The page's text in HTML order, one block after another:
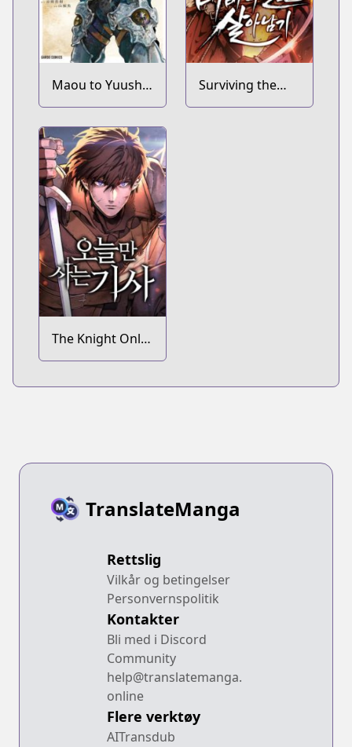
Maou to Yuusha
no Tatakai no
Ura de
Surviving the
Game as a
The Knight Only
Lives Today
TranslateManga
Rettslig
Vilkår og betingelser
Personvernspolitik
Kontakter
Bli med i Discord
Community
help@translatemanga.
online
Flere verktøy
AITransdub